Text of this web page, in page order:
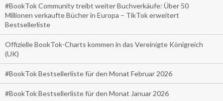
#BookTok Community treibt weiter Buchverkäufe: Über 50
Millionen verkaufte Bücher in Europa – TikTok erweitert
Bestsellerliste
Offizielle BookTok-Charts kommen in das Vereinigte Königreich
(UK)
#BookTok Bestsellerliste für den Monat Februar 2026
#BookTok Bestsellerliste für den Monat Januar 2026